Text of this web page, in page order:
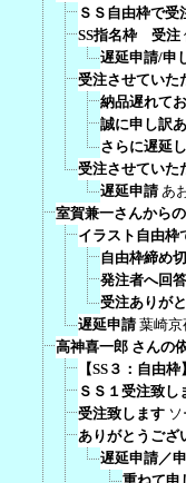
ＳＳ自由枠で受
SS指名枠 受注
遅延申請/申
受注させていた
納品遅れて
誠に申し訳
さらに遅延
受注させていた
遅延申請 あ
室賀兼一さんから
イラスト自由枠
自由枠締め
発注者へ回
受注ありが
遅延申請 葉崎京
高神喜一郎 さんの
【SS３：自由枠】
ＳＳ１受注致し
受注致します
ありがとうござ
遅延申請／